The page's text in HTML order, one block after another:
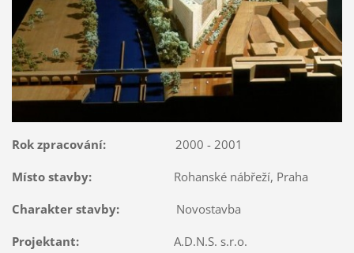
Rok zpracování:2000 - 2001
Místo stavby: Rohanské nábřeží, Praha
Charakter stavby: Novostavba
Projektant: A.D.N.S. s.r.o.